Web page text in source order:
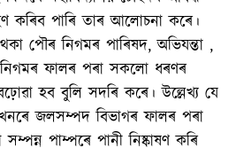
কৰিব পাৰি তাৰ আলোচনা কৰে।
পৌৰ নিগমৰ পাৰিষদ, অভিযন্তা ,
নিগমৰ ফালৰ পৰা সকলো ধৰণৰ
হব বুলি সদৰি কৰে। উল্লেখ্য যে
জলসম্পদ বিভাগৰ ফালৰ পৰা
পাম্পৰে পানী নিষ্কাষণ কৰি